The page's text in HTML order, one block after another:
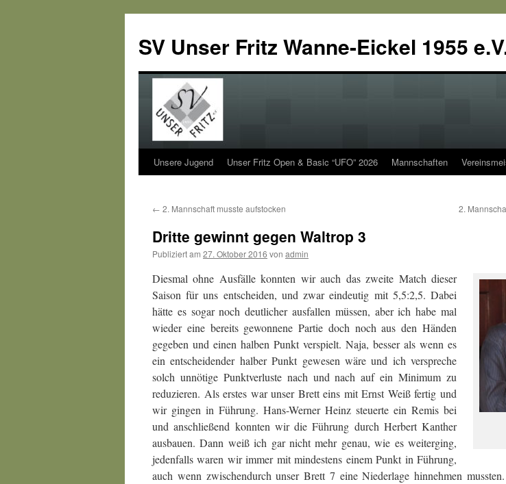
SV Unser Fritz Wanne-Eickel 1955
Zum
springen
Unsere Jugend Unser Fritz Open & Basic “UFO” 2026 Mannschaften
← 2. Mannschaft musste aufstocken 2.
Dritte gewinnt gegen Waltrop 3
Publiziert am 27. Oktober 2016 von admin
Diesmal ohne Ausfälle konnten wir auch das zweite Match dieser
Saison für uns entscheiden, und zwar eindeutig mit 5,5:2,5. Dabei
hätte es sogar noch deutlicher ausfallen müssen, aber ich habe mal
wieder eine bereits gewonnene Partie doch noch aus den Händen
gegeben und einen halben Punkt verspielt. Naja, besser als wenn es
ein entscheidender halber Punkt gewesen wäre und ich verspreche
solch unnötige Punktverluste nach und nach auf ein Minimum zu
reduzieren. Als erstes war unser Brett eins mit Ernst Weiß fertig und
wir gingen in Führung. Hans-Werner Heinz steuerte ein Remis bei
und anschließend konnten wir die Führung durch Herbert Kanther
ausbauen. Dann weiß ich gar nicht mehr genau, wie es weiterging,
jedenfalls waren wir immer mit mindestens einem Punkt in Führung,
auch wenn zwischendurch unser Brett 7 eine Niederlage hinnehmen